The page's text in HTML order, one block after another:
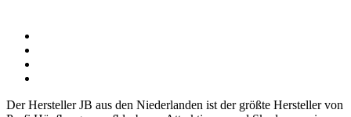
Der Hersteller JB aus den Niederlanden ist der größte Hersteller von